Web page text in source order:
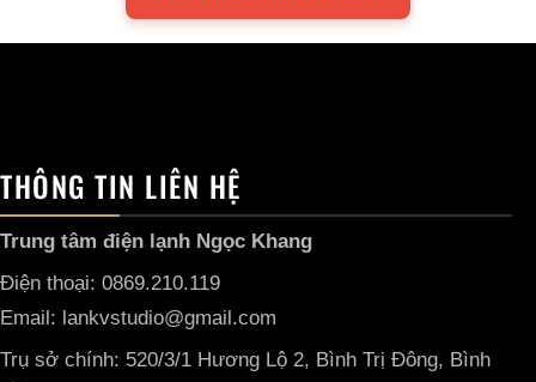
THÔNG TIN LIÊN HỆ
Trung tâm điện lạnh Ngọc Khang
Điện thoại: 0869.210.119
Email: lankvstudio@gmail.com
Trụ sở chính: 520/3/1 Hương Lộ 2, Bình Trị Đông, Bình